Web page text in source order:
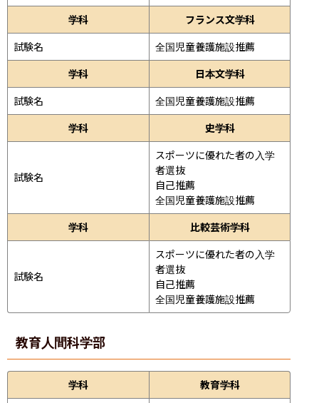
学科
フランス文学科
試験名
全国児童養護施設推薦
学科
日本文学科
試験名
全国児童養護施設推薦
学科
史学科
試験名
スポーツに優れた者の入学
者選抜
自己推薦
全国児童養護施設推薦
学科
比較芸術学科
試験名
スポーツに優れた者の入学
者選抜
自己推薦
全国児童養護施設推薦
教育人間科学部
学科 教育学科